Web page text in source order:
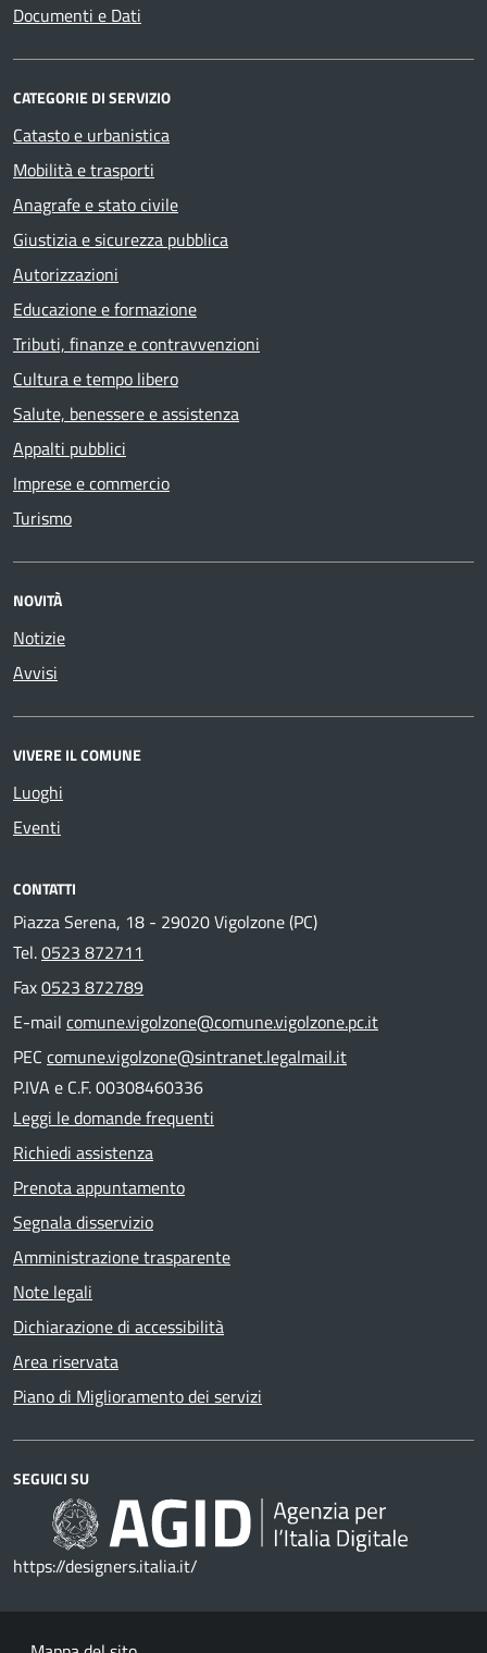
Documenti e Dati
CATEGORIE DI SERVIZIO
Catasto e urbanistica
Mobilità e trasporti
Anagrafe e stato civile
Giustizia e sicurezza pubblica
Autorizzazioni
Educazione e formazione
Tributi, finanze e contravvenzioni
Cultura e tempo libero
Salute, benessere e assistenza
Appalti pubblici
Imprese e commercio
Turismo
NOVITÀ
Notizie
Avvisi
VIVERE IL COMUNE
Luoghi
Eventi
CONTATTI
Piazza Serena, 18 - 29020 Vigolzone (PC)
Tel.0523 872711
Fax0523 872789
E-mail comune.vigolzone@comune.vigolzone.pc.it
PEC comune.vigolzone@sintranet.legalmail.it
P.IVA e C.F. 00308460336
Leggi le domande frequenti
Richiedi assistenza
Prenota appuntamento
Segnala disservizio
Amministrazione trasparente
Note legali
Dichiarazione di accessibilità
Area riservata
Piano di Miglioramento dei servizi
SEGUICI SU
https://designers.italia.it/